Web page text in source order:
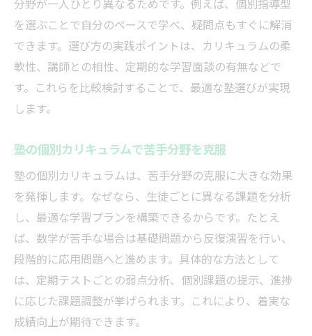
分野が一人ひとり異なるためです。例えば、個別指導型
を選ぶことで自分のペースで学べ、疑問点もすぐに解消
できます。選び方の実践ポイントは、カリキュラムの柔
軟性、講師との相性、定期的な学習面談の有無などで
す。これらを比較検討することで、最適な塾選びが実現
します。
塾の個別カリキュラムで苦手分野を克服
塾の個別カリキュラムは、苦手分野の克服に大きな効果
を発揮します。なぜなら、生徒ごとに異なる課題を分析
し、最適な学習プランを構築できるからです。たとえ
ば、数学が苦手な場合は基礎問題から反復演習を行い、
段階的に応用問題へと進めます。具体的な方法として
は、定期テストごとの弱点分析、個別課題の提示、進捗
に応じた課題調整が挙げられます。これにより、着実な
成績向上が期待できます。